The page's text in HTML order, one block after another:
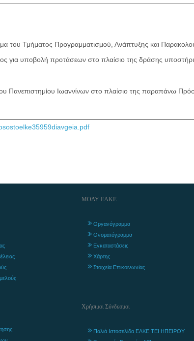
του Τμήματος Προγραμματισμού, Ανάπτυξης και
για υποβολή προτάσεων στο πλαίσιο της δράσης
Πανεπιστημίου Ιωαννίνων στο πλαίσιο της παραπάνω
ΜΟΔΥ ΕΛΚΕ
Οργανόγραμμα
Ονοματόγραμμα
Εγκαταστάσεις
Χάρτης
Στοιχεία Επικοινωνίας
Χρήσιμοι Σύνδεσμοι
Παλιά Ιστοσελίδα ΕΛΚΕ ΤΕΙ ΗΠΕΙΡΟΥ